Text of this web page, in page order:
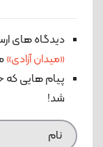
دیدگاه های
«میدان آزادی»
پیام هایی که
شد!